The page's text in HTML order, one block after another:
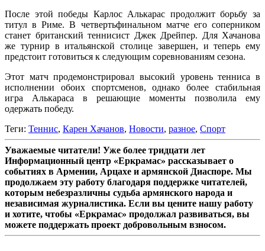
После этой победы Карлос Алькарас продолжит борьбу за
титул в Риме. В четвертьфинальном матче его соперником
станет британский теннисист Джек Дрейпер. Для Хачанова
же турнир в итальянской столице завершен, и теперь ему
предстоит готовиться к следующим соревнованиям сезона.
Этот матч продемонстрировал высокий уровень тенниса в
исполнении обоих спортсменов, однако более стабильная
игра Алькараса в решающие моменты позволила ему
одержать победу.
Теги: Теннис, Карен Хачанов, Новости, разное, Спорт
Уважаемые читатели! Уже более тридцати лет
Информационный центр «Еркрамас» рассказывает о
событиях в Армении, Арцахе и армянской Диаспоре. Мы
продолжаем эту работу благодаря поддержке читателей,
которым небезразличны судьба армянского народа и
независимая журналистика. Если вы цените нашу работу
и хотите, чтобы «Еркрамас» продолжал развиваться, вы
можете поддержать проект добровольным взносом.